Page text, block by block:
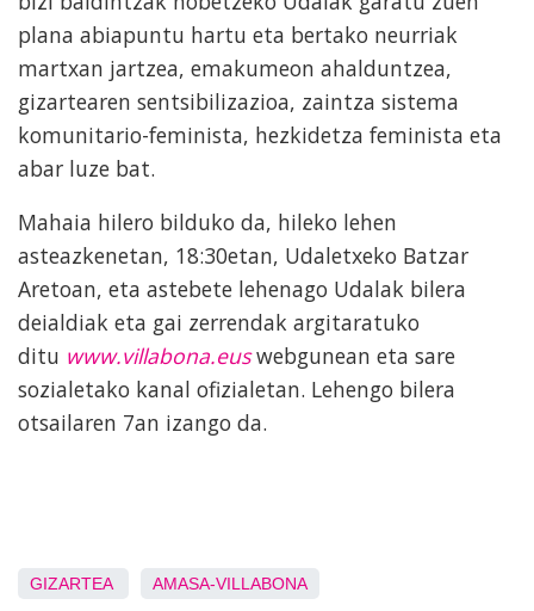
plana abiapuntu hartu eta bertako neurriak
martxan jartzea, emakumeon ahalduntzea,
gizartearen sentsibilizazioa, zaintza sistema
komunitario-feminista, hezkidetza feminista eta
abar luze bat.
Mahaia hilero bilduko da, hileko lehen
asteazkenetan, 18:30etan, Udaletxeko Batzar
Aretoan, eta astebete lehenago Udalak bilera
deialdiak eta gai zerrendak argitaratuko
ditu www.villabona.euswebgunean eta sare
sozialetako kanal ofizialetan. Lehengo bilera
otsailaren 7an izango da.
GIZARTEA AMASA-VILLABONA